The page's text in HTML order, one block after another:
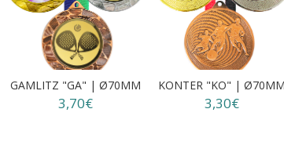
GAMLITZ "GA" | Ø70MM
3,70€
KONTER "KO" |
3,30€